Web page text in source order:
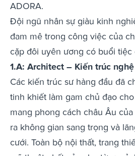
ADORA.
Đội ngũ nhân sự giàu kinh
đam mê trong công việc của
cặp đôi uyên ương có buổi tiệc
1.A: Architect – Kiến trúc
Các kiến trúc sư hàng đầu đã
tinh khiết làm gam chủ đạo
mang phong cách châu Âu
ra không gian sang trọng và
cưới. Toàn bộ nội thất, trang